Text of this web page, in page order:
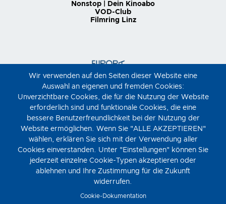
Nonstop | Dein Kinoabo
VOD-Club
Filmring Linz
Wir verwenden auf den Seiten dieser Website eine
Auswahl an eigenen und fremden Cookies:
Unverzichtbare Cookies, die für die Nutzung der Website
erforderlich sind und funktionale Cookies, die eine
bessere Benutzerfreundlichkeit bei der Nutzung der
Website ermöglichen. Wenn Sie "ALLE AKZEPTIEREN"
wählen, erklären Sie sich mit der Verwendung aller
Cookies einverstanden. Unter "Einstellungen" können Sie
jederzeit einzelne Cookie-Typen akzeptieren oder
ablehnen und Ihre Zustimmung für die Zukunft
widerrufen.
Cookie-Dokumentation